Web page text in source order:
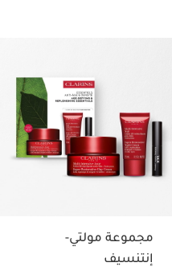
مجموعة مولتي-
إنتنسيف